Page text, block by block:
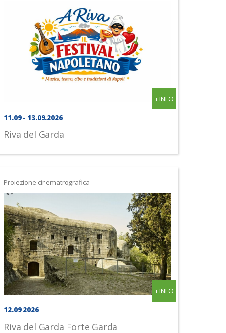
+ INFO
11.09 - 13.09.2026
Riva del Garda
Proiezione cinematrografica
+ INFO
12.09 2026
Riva del Garda Forte Garda